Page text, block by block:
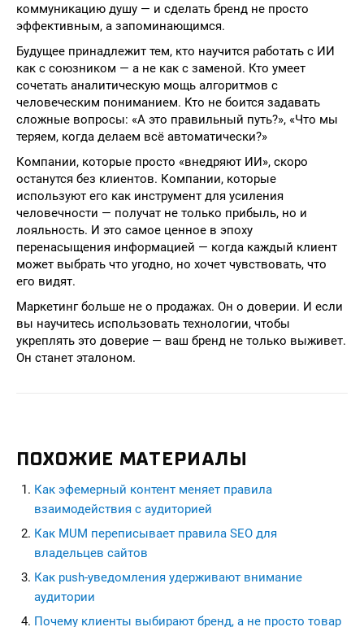
коммуникацию душу — и сделать бренд не просто
эффективным, а запоминающимся.
Будущее принадлежит тем, кто научится работать с ИИ
как с союзником — а не как с заменой. Кто умеет
сочетать аналитическую мощь алгоритмов с
человеческим пониманием. Кто не боится задавать
сложные вопросы: «А это правильный путь?», «Что мы
теряем, когда делаем всё автоматически?»
Компании, которые просто «внедряют ИИ», скоро
останутся без клиентов. Компании, которые
используют его как инструмент для усиления
человечности — получат не только прибыль, но и
лояльность. И это самое ценное в эпоху
перенасыщения информацией — когда каждый клиент
может выбрать что угодно, но хочет чувствовать, что
его видят.
Маркетинг больше не о продажах. Он о доверии. И если
вы научитесь использовать технологии, чтобы
укреплять это доверие — ваш бренд не только выживет.
Он станет эталоном.
ПОХОЖИЕ МАТЕРИАЛЫ
Как эфемерный контент меняет правила
взаимодействия с аудиторией
Как MUM переписывает правила SEO для
владельцев сайтов
Как push-уведомления удерживают внимание
аудитории
Почему клиенты выбирают бренд, а не просто товар